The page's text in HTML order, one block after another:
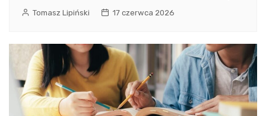
Tomasz Lipiński 17 czerwca 2026